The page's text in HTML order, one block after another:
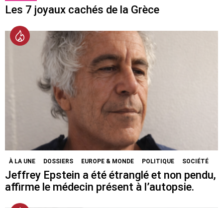
Les 7 joyaux cachés de la Grèce
À LA UNE DOSSIERS EUROPE & MONDE POLITIQUE SOCIÉTÉ
Jeffrey Epstein a été étranglé et non pendu,
affirme le médecin présent à l’autopsie.